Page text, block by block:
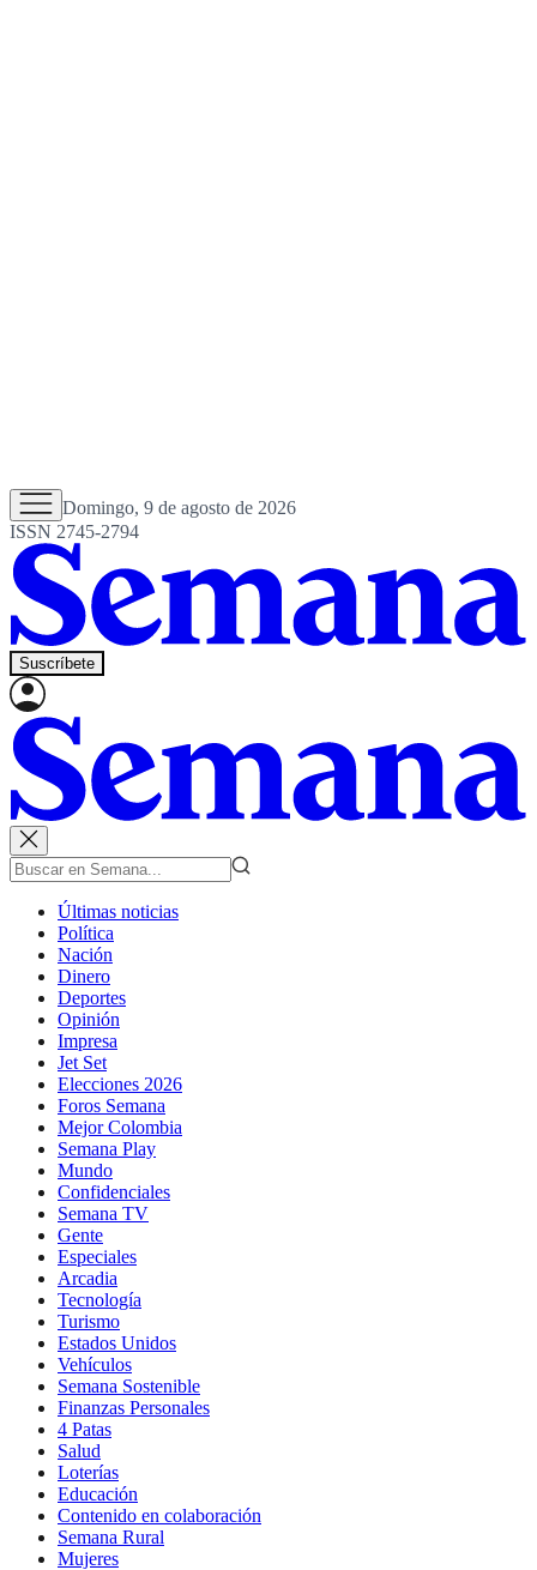
Domingo, 9 de agosto de 2026
ISSN 2745-2794
Suscríbete
Últimas noticias
Política
Nación
Dinero
Deportes
Opinión
Impresa
Jet Set
Elecciones 2026
Foros Semana
Mejor Colombia
Semana Play
Mundo
Confidenciales
Semana TV
Gente
Especiales
Arcadia
Tecnología
Turismo
Estados Unidos
Vehículos
Semana Sostenible
Finanzas Personales
4 Patas
Salud
Loterías
Educación
Contenido en colaboración
Semana Rural
Mujeres